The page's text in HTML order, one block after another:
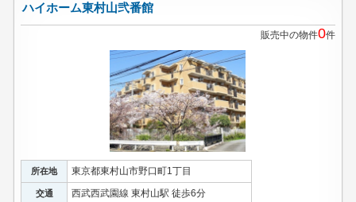
ハイホーム東村山弐番館
販売中の物件0件
所在地 東京都東村山市野口町1丁目
交通 西武西武園線 東村山駅 徒歩6分